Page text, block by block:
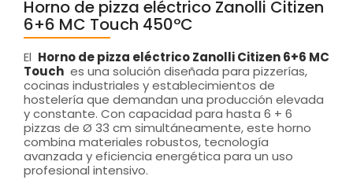
Horno de pizza eléctrico Zanolli Citizen
6+6 MC Touch 450ºC
El Horno de pizza eléctrico Zanolli Citizen 6+6 MC
Touch es una solución diseñada para pizzerías,
cocinas industriales y establecimientos de
hostelería que demandan una producción elevada
y constante. Con capacidad para hasta 6 + 6
pizzas de Ø 33 cm simultáneamente, este horno
combina materiales robustos, tecnología
avanzada y eficiencia energética para un uso
profesional intensivo.